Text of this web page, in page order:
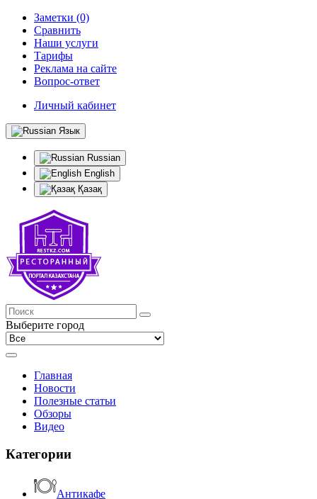
Заметки (0)
Сравнить
Наши услуги
Тарифы
Реклама на сайте
Вопрос-ответ
Личный кабинет
Язык
Russian
English
Қазақ
Выберите город
Главная
Новости
Полезные статьи
Обзоры
Видео
Категории
Антикафе